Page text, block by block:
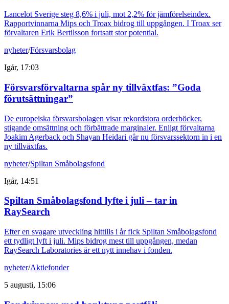
Lancelot Sverige steg 8,6% i juli, mot 2,2% för jämförelseindex.
Rapportvinnarna Mips och Troax bidrog till uppgången. I Troax ser
förvaltaren Erik Bertilsson fortsatt stor potential.
nyheter/Försvarsbolag
Igår, 17:03
Försvarsförvaltarna spår ny tillväxtfas: ”Goda
förutsättningar”
De europeiska försvarsbolagen visar rekordstora orderböcker,
stigande omsättning och förbättrade marginaler. Enligt förvaltarna
Joakim Agerback och Shayan Heidari går nu försvarssektorn in i en
ny tillväxtfas.
nyheter/Spiltan Småbolagsfond
Igår, 14:51
Spiltan Småbolagsfond lyfte i juli – tar in
RaySearch
Efter en svagare utveckling hittills i år fick Spiltan Småbolagsfond
ett tydligt lyft i juli. Mips bidrog mest till uppgången, medan
RaySearch Laboratories är ett nytt innehav i fonden.
nyheter/Aktiefonder
5 augusti, 15:06